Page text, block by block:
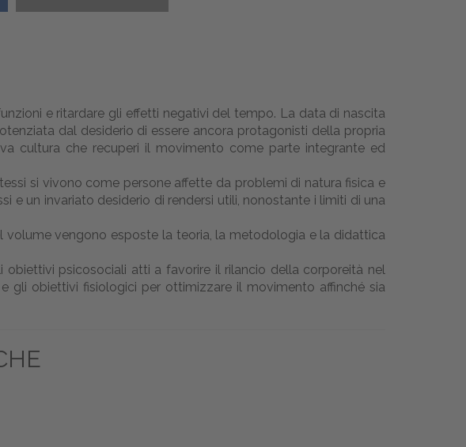
e ritardare gli effetti negativi del tempo. La data di nascita
dal desiderio di essere ancora protagonisti della propria
cultura che recuperi il movimento come parte integrante ed
si vivono come persone affette da problemi di natura fisica e
e un invariato desiderio di rendersi utili, nonostante i limiti di una
volume vengono esposte la teoria, la metodologia e la didattica
psicosociali atti a favorire il rilancio della corporeità nel
gli obiettivi fisiologici per ottimizzare il movimento affinché sia